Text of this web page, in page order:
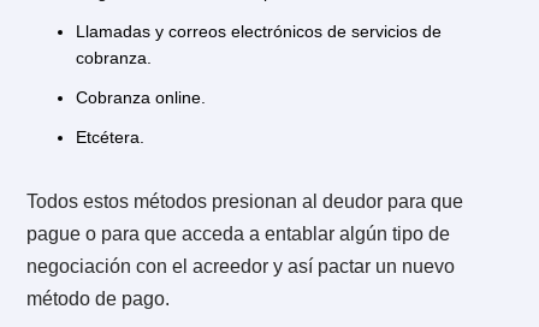
su particularidad, tanto en su efectividad como en los
Por ejemplo, ¿Sabes cuántas idas de receptor
asesorarte en uno y otro tipo de proceso? ¿Dónde
habría que ir a notificar la demanda? o ¿Es una
importante empresa para tu negocio a la que le